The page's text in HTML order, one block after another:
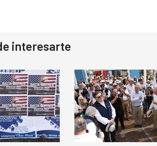
interesarte